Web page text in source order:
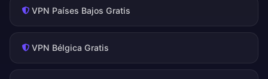
VPN Países Bajos Gratis
VPN Bélgica Gratis